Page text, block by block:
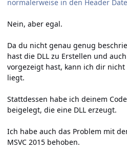
normalerweise in den Header
Nein, aber egal.
Da du nicht genau genug
hast die DLL zu Erstellen und
vorgezeigt hast, kann ich dir
liegt.
Stattdessen habe ich deinem
beigelegt, die eine DLL erzeugt.
Ich habe auch das Problem mit
MSVC 2015 behoben.